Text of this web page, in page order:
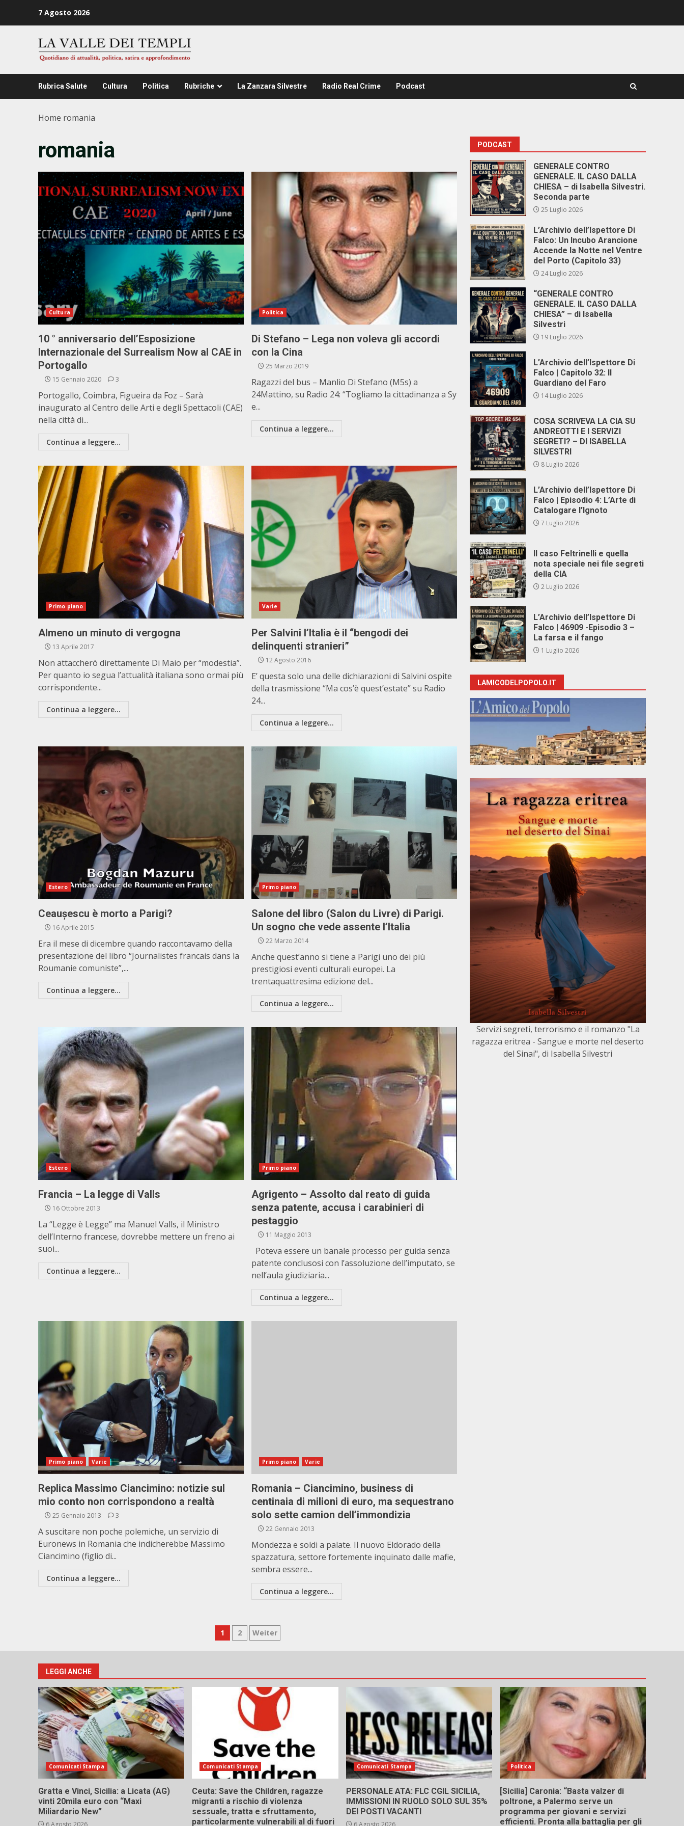
7 Agosto 2026
Rubrica Salute Cultura Politica Rubriche La Zanzara Silvestre Radio Real Crime Podcast
Home romania
romania
Cultura
10 ° anniversario dell’Esposizione
Internazionale del Surrealism Now al CAE in
Portogallo
15 Gennaio 2020 3
Portogallo, Coimbra, Figueira da Foz – Sarà
inaugurato al Centro delle Arti e degli Spettacoli (CAE)
nella città di...
Continua a leggere...
Politica
Di Stefano – Lega non voleva gli accordi
con la Cina
25 Marzo 2019
Ragazzi del bus – Manlio Di Stefano (M5s) a
24Mattino, su Radio 24: “Togliamo la cittadinanza a Sy
e...
Continua a leggere...
Primo piano
Almeno un minuto di vergogna
13 Aprile 2017
Non attaccherò direttamente Di Maio per “modestia”.
Per quanto io segua l’attualità italiana sono ormai più
corrispondente...
Continua a leggere...
Varie
Per Salvini l’Italia è il “bengodi dei
delinquenti stranieri”
12 Agosto 2016
E’ questa solo una delle dichiarazioni di Salvini ospite
della trasmissione “Ma cos’è quest’estate” su Radio
24...
Continua a leggere...
Estero
Ceaușescu è morto a Parigi?
16 Aprile 2015
Era il mese di dicembre quando raccontavamo della
presentazione del libro “Journalistes francais dans la
Roumanie comuniste”,...
Continua a leggere...
Primo piano
Salone del libro (Salon du Livre) di Parigi.
Un sogno che vede assente l’Italia
22 Marzo 2014
Anche quest’anno si tiene a Parigi uno dei più
prestigiosi eventi culturali europei. La
trentaquattresima edizione del...
Continua a leggere...
Estero
Francia – La legge di Valls
16 Ottobre 2013
La “Legge è Legge” ma Manuel Valls, il Ministro
dell’Interno francese, dovrebbe mettere un freno ai
suoi...
Continua a leggere...
Primo piano
Agrigento – Assolto dal reato di guida
senza patente, accusa i carabinieri di
pestaggio
11 Maggio 2013
Poteva essere un banale processo per guida senza
patente conclusosi con l’assoluzione dell’imputato, se
nell’aula giudiziaria...
Continua a leggere...
Primo piano Varie
Replica Massimo Ciancimino: notizie sul
mio conto non corrispondono a realtà
25 Gennaio 2013 3
A suscitare non poche polemiche, un servizio di
Euronews in Romania che indicherebbe Massimo
Ciancimino (figlio di...
Continua a leggere...
Primo piano Varie
Romania – Ciancimino, business di
centinaia di milioni di euro, ma sequestrano
solo sette camion dell’immondizia
22 Gennaio 2013
Mondezza e soldi a palate. Il nuovo Eldorado della
spazzatura, settore fortemente inquinato dalle mafie,
sembra essere...
Continua a leggere...
Paginazione
degli
articoli
1 2 Weiter
PODCAST
GENERALE CONTRO
GENERALE. IL CASO DALLA
CHIESA – di Isabella Silvestri.
Seconda parte
25 Luglio 2026
L’Archivio dell’Ispettore Di
Falco: Un Incubo Arancione
Accende la Notte nel Ventre
del Porto (Capitolo 33)
24 Luglio 2026
“GENERALE CONTRO
GENERALE. IL CASO DALLA
CHIESA” – di Isabella
Silvestri
19 Luglio 2026
L’Archivio dell’Ispettore Di
Falco | Capitolo 32: Il
Guardiano del Faro
14 Luglio 2026
COSA SCRIVEVA LA CIA SU
ANDREOTTI E I SERVIZI
SEGRETI? – DI ISABELLA
SILVESTRI
8 Luglio 2026
L’Archivio dell’Ispettore Di
Falco | Episodio 4: L’Arte di
Catalogare l’Ignoto
7 Luglio 2026
Il caso Feltrinelli e quella
nota speciale nei file segreti
della CIA
2 Luglio 2026
L’Archivio dell’Ispettore Di
Falco | 46909 -Episodio 3 –
La farsa e il fango
1 Luglio 2026
LAMICODELPOPOLO.IT
Servizi segreti, terrorismo e il romanzo "La
ragazza eritrea - Sangue e morte nel deserto
del Sinai", di Isabella Silvestri
LEGGI ANCHE
Comunicati Stampa
Gratta e Vinci, Sicilia: a Licata (AG)
vinti 20mila euro con “Maxi
Miliardario New”
6 Agosto 2026
Comunicati Stampa
Ceuta: Save the Children, ragazze
migranti a rischio di violenza
sessuale, tratta e sfruttamento,
particolarmente vulnerabili al di fuori
Comunicati Stampa
PERSONALE ATA: FLC CGIL SICILIA,
IMMISSIONI IN RUOLO SOLO SUL 35%
DEI POSTI VACANTI
6 Agosto 2026
Politica
[Sicilia] Caronia: “Basta valzer di
poltrone, a Palermo serve un
programma per giovani e servizi
efficienti. Pronta alla battaglia per gli